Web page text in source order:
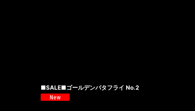
■SALE■ゴールデンバタフライ No.2